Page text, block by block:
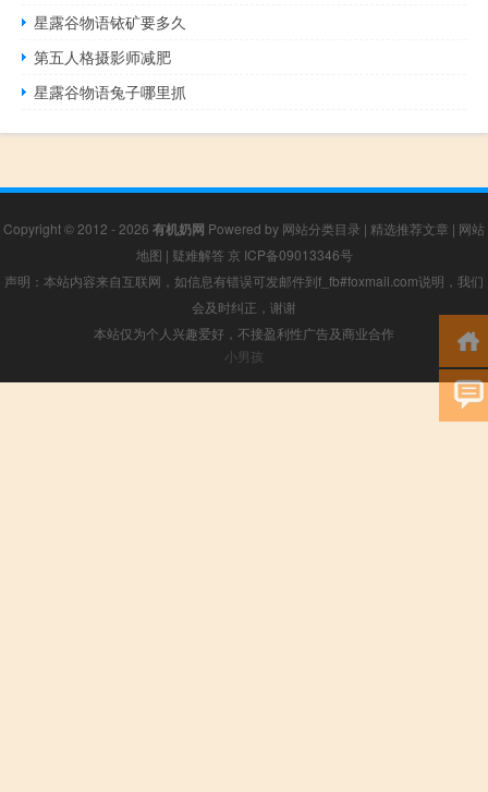
星露谷物语铱矿要多久
第五人格摄影师减肥
星露谷物语兔子哪里抓
Copyright © 2012 - 2026 有机奶网 Powered by 网站分类目录 | 精选推荐文章 | 网站
地图 | 疑难解答 京 ICP备09013346号
声明：本站内容来自互联网，如信息有错误可发邮件到f_fb#foxmail.com说明，我们
会及时纠正，谢谢
本站仅为个人兴趣爱好，不接盈利性广告及商业合作
小男孩